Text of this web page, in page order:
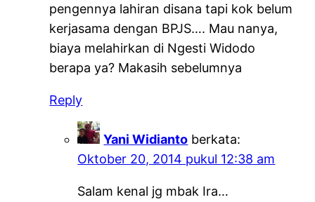
pengennya lahiran disana tapi kok belum
kerjasama dengan BPJS…. Mau nanya,
biaya melahirkan di Ngesti Widodo
berapa ya? Makasih sebelumnya
Reply
Yani Widianto berkata:
Oktober 20, 2014 pukul 12:38 am
Salam kenal jg mbak Ira…